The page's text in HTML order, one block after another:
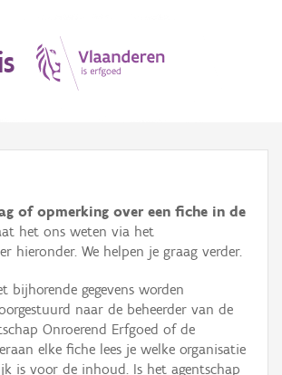
of opmerking over een fiche in de
het ons weten via het
hieronder. We helpen je graag verder.
bijhorende gegevens worden
naar de beheerder van de
Onroerend Erfgoed of de
elke fiche lees je welke organisatie
is voor de inhoud. Is het agentschap